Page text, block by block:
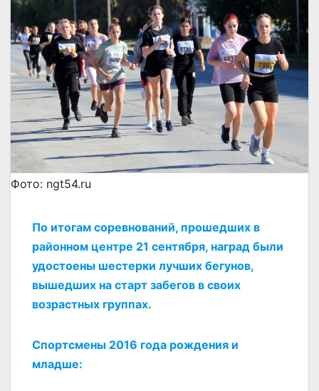
Фото: ngt54.ru
По итогам соревнований, прошедших в
районном центре 21 сентября, наград были
удостоены шестерки лучших бегунов,
вышедших на старт забегов в своих
возрастных группах.
Спортсмены 2016 года рождения и
младше: